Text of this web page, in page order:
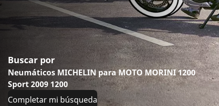
Buscar por
Neumáticos MICHELIN para MOTO MORINI 1200
Sport 2009 1200
Completar mi búsqueda